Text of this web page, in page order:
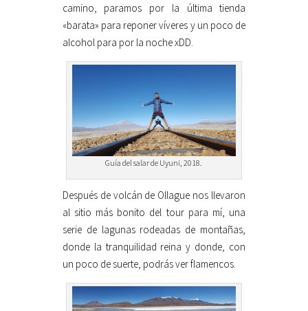
camino, paramos por la última tienda
«barata» para reponer víveres y un poco de
alcohol para por la noche xDD.
Guía del salar de Uyuni, 2018.
Después de volcán de Ollague nos llevaron
al sitio más bonito del tour para mí, una
serie de lagunas rodeadas de montañas,
donde la tranquilidad reina y donde, con
un poco de suerte, podrás ver flamencos.